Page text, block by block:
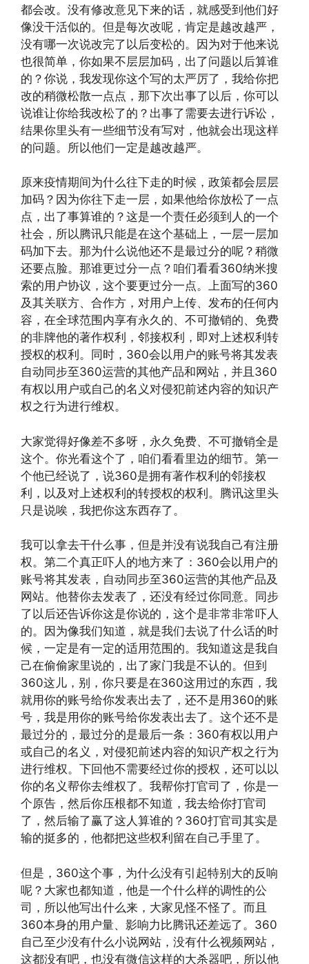
都会改。没有修改意见下来的话，就感受到他们好
像没干活似的。但是每次改呢，肯定是越改越严，
没有哪一次说改完了以后变松的。因为对于他来说
也很简单，你如果不层层加码，出了问题以后算谁
的？你说，我发现你这个写的太严厉了，我给你把
改的稍微松散一点点，那下次出事了以后，你可以
说谁让你给我改松了的？出事了需要去进行诉讼，
结果你里头有一些细节没有写对，他就会出现这样
的问题。所以他们一定是越改越严。
原来疫情期间为什么往下走的时候，政策都会层层
加码？因为你往下走一层，如果他给你放松了一点
点，出了事算谁的？这是一个责任必须到人的一个
社会，所以腾讯只能是在这个基础上，一层一层加
码加下去。那为什么说他还不是最过分的呢？稍微
还要点脸。那谁更过分一点？咱们看看360纳米搜
索的用户协议，这个要更过分一点。上面写的360
及其关联方、合作方，对用户上传、发布的任何内
容，在全球范围内享有永久的、不可撤销的、免费
的非牌他的著作权利，邻接权利，即对上述权利转
授权的权利。同时，360会以用户的账号将其发表
自动同步至360运营的其他产品和网站，并且360
有权以用户或自己的名义对侵犯前述内容的知识产
权之行为进行维权。
大家觉得好像差不多呀，永久免费、不可撤销全是
这个。你光看这个了，咱们看看里边的细节。第一
个他已经说了，说360是拥有著作权利的邻接权
利，以及对上述权利的转授权的权利。腾讯这里头
只是说唉，我把你这东西存了。
我可以拿去干什么事，但是并没有说我自己有注册
权。第二个真正吓人的地方来了：360会以用户的
账号将其发表，自动同步至360运营的其他产品及
网站。他替你去发表了，还没有经过你同意。同步
了以后还告诉你这是你说的，这个是非常非常吓人
的。因为像我们知道，就是我们去说了什么话的时
候，一定是有一定的适用范围的。我知道这是我自
己在偷偷家里说的，出了家门我是不认的。但到
360这儿，别，你只要是在360这用过的东西，我
就用你的账号给你发表出去了，还不是用360的账
号，我是用你的账号给你发表出去了。这个还不是
最过分的，最过分的是最后一条：360有权以用户
或自己的名义，对侵犯前述内容的知识产权之行为
进行维权。下回他不需要经过你的授权，还可以以
你的名义帮你去维权了。我帮你打官司了，你是一
个原告，然后你压根都不知道，我去给你打官司
了，然后输了赢了这人算谁的？360打官司其实是
输的挺多的，他都把这些权利留在自己手里了。
但是，360这个事，为什么没有引起特别大的反响
呢？大家也都知道，他是一个什么样的调性的公
司，所以他写出什么来，大家见怪不怪了。而且
360本身的用户量、影响力比腾讯还差远了。360
自己至少没有什么小说网站，没有什么视频网站，
这都没有吧，也没有微信这样的大杀器吧，所以他